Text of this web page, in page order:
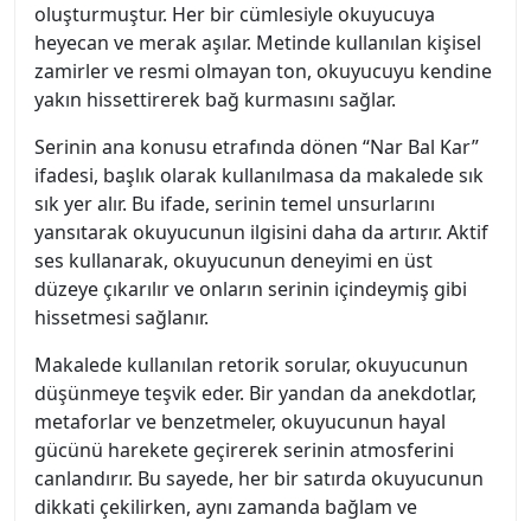
oluşturmuştur. Her bir cümlesiyle okuyucuya
heyecan ve merak aşılar. Metinde kullanılan kişisel
zamirler ve resmi olmayan ton, okuyucuyu kendine
yakın hissettirerek bağ kurmasını sağlar.
Serinin ana konusu etrafında dönen “Nar Bal Kar”
ifadesi, başlık olarak kullanılmasa da makalede sık
sık yer alır. Bu ifade, serinin temel unsurlarını
yansıtarak okuyucunun ilgisini daha da artırır. Aktif
ses kullanarak, okuyucunun deneyimi en üst
düzeye çıkarılır ve onların serinin içindeymiş gibi
hissetmesi sağlanır.
Makalede kullanılan retorik sorular, okuyucunun
düşünmeye teşvik eder. Bir yandan da anekdotlar,
metaforlar ve benzetmeler, okuyucunun hayal
gücünü harekete geçirerek serinin atmosferini
canlandırır. Bu sayede, her bir satırda okuyucunun
dikkati çekilirken, aynı zamanda bağlam ve